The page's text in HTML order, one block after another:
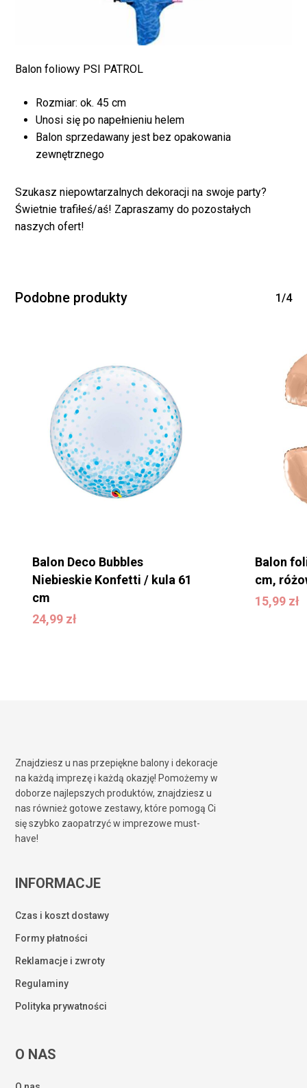
Brak produktów w
koszyku.
Balon foliowy PSI PATROL
Rozmiar: ok. 45 cm
Unosi się po napełnieniu helem
Balon sprzedawany jest bez opakowania
zewnętrznego
Szukasz niepowtarzalnych dekoracji na swoje party?
Świetnie trafiłeś/aś! Zapraszamy do pozostałych
naszych ofert!
Podobne produkty 1/4
Balon Deco Bubbles
Niebieskie Konfetti / kula 61
cm
24,99 zł
24,99zł
Balon
cm,
15,99 zł
15,99zł
Znajdziesz u nas przepiękne balony i dekoracje
na każdą imprezę i każdą okazję! Pomożemy w
doborze najlepszych produktów, znajdziesz u
nas również gotowe zestawy, które pomogą Ci
się szybko zaopatrzyć w imprezowe must-
have!
INFORMACJE
Czas i koszt dostawy
Formy płatności
Reklamacje i zwroty
Regulaminy
Polityka prywatności
O NAS